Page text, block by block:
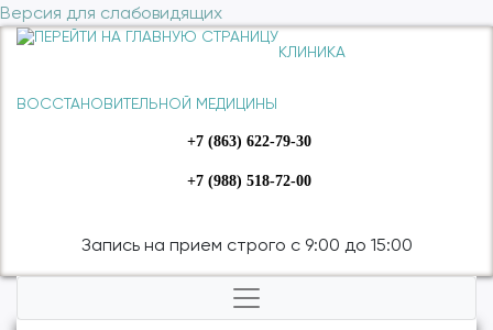
Версия для слабовидящих
КЛИНИКА
ВОССТАНОВИТЕЛЬНОЙ МЕДИЦИНЫ
+7 (863) 622-79-30
+7 (988) 518-72-00
Запись на прием строго с 9:00 до 15:00